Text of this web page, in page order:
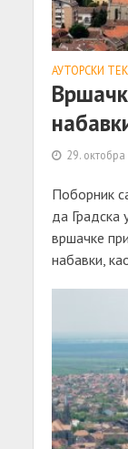
АУТОРСКИ
29. октобра
Поборник
да Градска
вршачке
набавки,